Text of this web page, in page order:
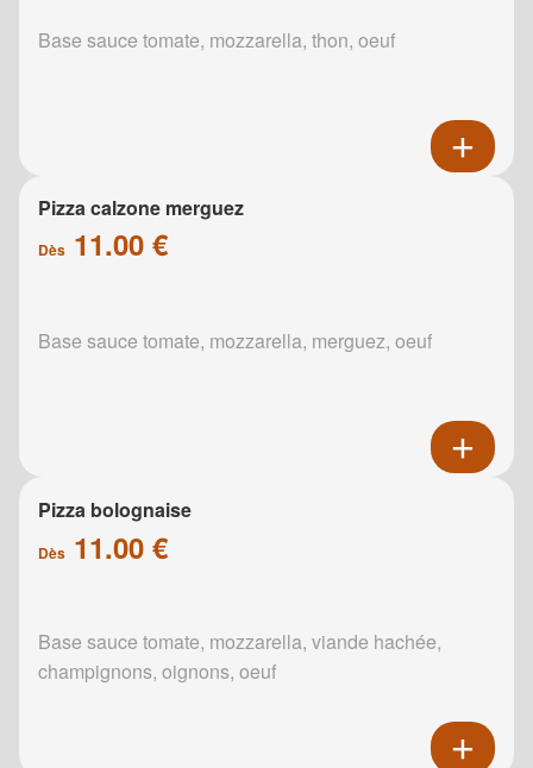
Base sauce tomate, mozzarella, thon, oeuf
Pizza calzone merguez
Dès 11.00 €
Base sauce tomate, mozzarella, merguez, oeuf
Pizza bolognaise
Dès 11.00 €
Base sauce tomate, mozzarella, viande hachée,
champignons, oignons, oeuf